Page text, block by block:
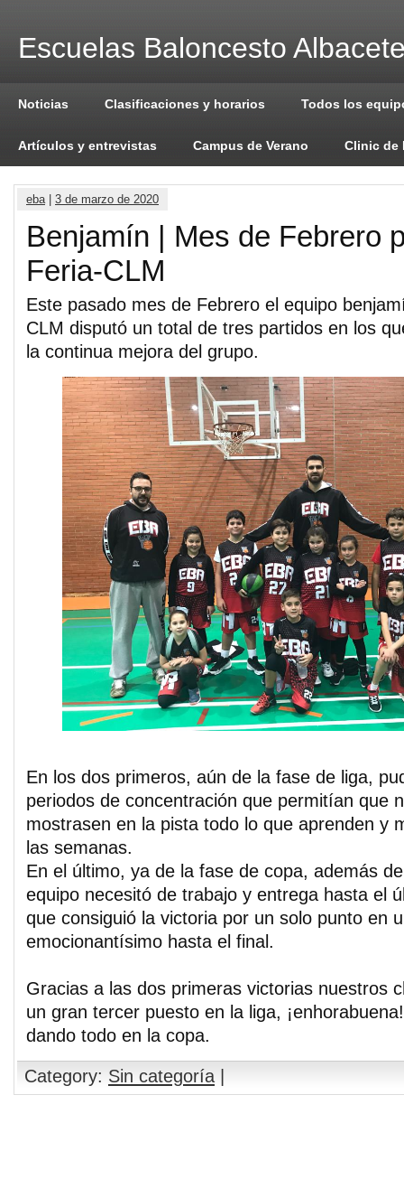
Escuelas Baloncesto
Noticias Clasificaciones y horarios Todos los
Artículos y entrevistas Campus de Verano Clinic de
eba| 3 de marzo de 2020
Benjamín | Mes de Febrero
Feria-CLM
Este pasado mes de Febrero el equipo
CLM disputó un total de tres partidos en los
la continua mejora del grupo.
En los dos primeros, aún de la fase de liga,
periodos de concentración que permitían que
mostrasen en la pista todo lo que aprenden y
las semanas.
En el último, ya de la fase de copa, además
equipo necesitó de trabajo y entrega hasta el
que consiguió la victoria por un solo punto en
emocionantísimo hasta el final.
Gracias a las dos primeras victorias nuestros
un gran tercer puesto en la liga,
dando todo en la copa.
Category: Sin categoría